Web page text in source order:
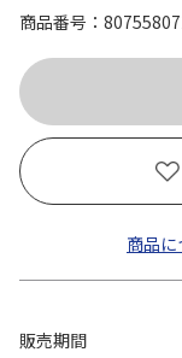
商品番号
商品
販売期間